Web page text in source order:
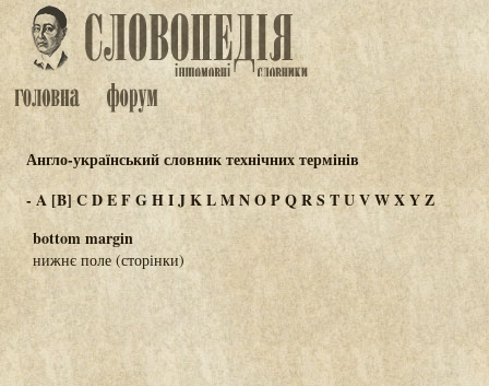
Англо-український словник технічних термінів
-A [B] CDEFGHIJKLMNOPQRSTUVWXYZ
bottom margin
нижнє поле (сторінки)